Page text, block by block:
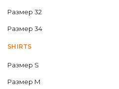
Размер 32
Размер 34
SHIRTS
Размер S
Размер M